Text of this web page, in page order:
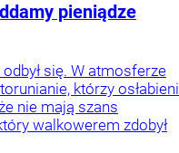
pieniądze
się. W atmosferze
którzy osłabieni
nie mają szans
walkowerem zdobył